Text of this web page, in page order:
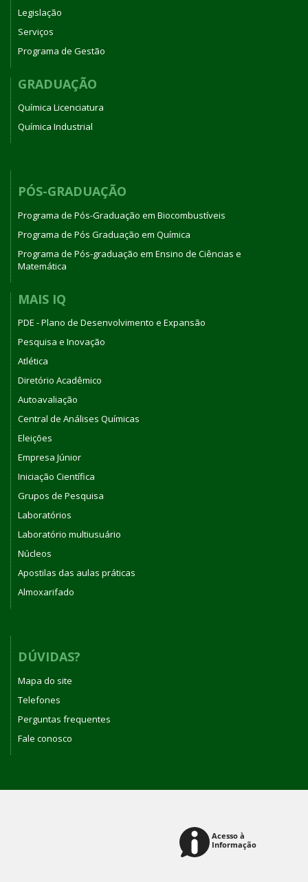
Legislação
Serviços
Programa de Gestão
GRADUAÇÃO
Química Licenciatura
Química Industrial
PÓS-GRADUAÇÃO
Programa de Pós-Graduação em Biocombustíveis
Programa de Pós Graduação em Química
Programa de Pós-graduação em Ensino de Ciências e
Matemática
MAIS IQ
PDE - Plano de Desenvolvimento e Expansão
Pesquisa e Inovação
Atlética
Diretório Acadêmico
Autoavaliação
Central de Análises Químicas
Eleições
Empresa Júnior
Iniciação Científica
Grupos de Pesquisa
Laboratórios
Laboratório multiusuário
Núcleos
Apostilas das aulas práticas
Almoxarifado
DÚVIDAS?
Mapa do site
Telefones
Perguntas frequentes
Fale conosco